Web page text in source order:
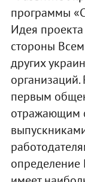
программы
Идея
стороны
других
организаций.
первым
отражающим
определение